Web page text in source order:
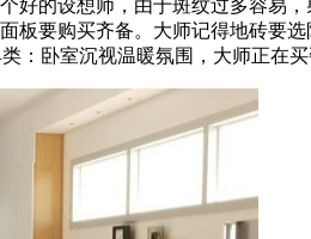
的设想师，由于斑纹过多容易
要购买齐备。大师记得地砖要
卧室沉视温暖氛围，大师正在